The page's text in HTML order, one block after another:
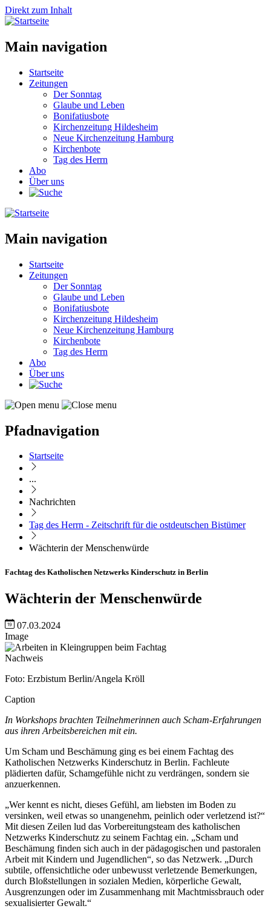
Direkt zum Inhalt
Main navigation
Startseite
Zeitungen
Der Sonntag
Glaube und Leben
Bonifatiusbote
Kirchenzeitung Hildesheim
Neue Kirchenzeitung Hamburg
Kirchenbote
Tag des Herrn
Abo
Über uns
Main navigation
Startseite
Zeitungen
Der Sonntag
Glaube und Leben
Bonifatiusbote
Kirchenzeitung Hildesheim
Neue Kirchenzeitung Hamburg
Kirchenbote
Tag des Herrn
Abo
Über uns
Pfadnavigation
Startseite
...
Nachrichten
Tag des Herrn - Zeitschrift für die ostdeutschen Bistümer
Wächterin der Menschenwürde
Fachtag des Katholischen Netzwerks Kinderschutz in Berlin
Wächterin der Menschenwürde
07.03.2024
Image
Nachweis
Foto: Erzbistum Berlin/Angela Kröll
Caption
In Workshops brachten Teilnehmerinnen auch Scham-Erfahrungen
aus ihren Arbeitsbereichen mit ein.
Um Scham und Beschämung ging es bei einem Fachtag des
Katholischen Netzwerks Kinderschutz in Berlin. Fachleute
plädierten dafür, Schamgefühle nicht zu verdrängen, sondern sie
anzuerkennen.
„Wer kennt es nicht, dieses Gefühl, am liebsten im Boden zu
versinken, weil etwas so unangenehm, peinlich oder verletzend ist?“
Mit diesen Zeilen lud das Vorbereitungsteam des katholischen
Netzwerks Kinderschutz zu seinem Fachtag ein. „Scham und
Beschämung finden sich auch in der pädagogischen und pastoralen
Arbeit mit Kindern und Jugendlichen“, so das Netzwerk. „Durch
subtile, offensichtliche oder unbewusst verletzende Bemerkungen,
durch Bloßstellungen in sozialen Medien, körperliche Gewalt,
Ausgrenzungen oder im Zusammenhang mit Machtmissbrauch oder
sexualisierter Gewalt.“